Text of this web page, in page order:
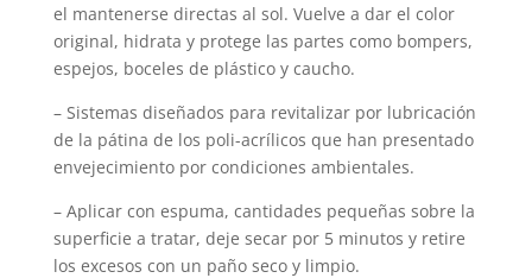
el mantenerse directas al sol. Vuelve a dar el color
original, hidrata y protege las partes como bompers,
espejos, boceles de plástico y caucho.
– Sistemas diseñados para revitalizar por lubricación
de la pátina de los poli-acrílicos que han presentado
envejecimiento por condiciones ambientales.
– Aplicar con espuma, cantidades pequeñas sobre la
superficie a tratar, deje secar por 5 minutos y retire
los excesos con un paño seco y limpio.